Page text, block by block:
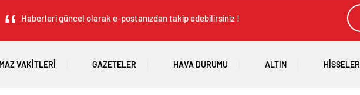
Haberleri güncel olarak e-postanızdan takip edebilirsiniz !
VAKITLERI GAZETELER HAVA DURUMU ALTIN HISSELER